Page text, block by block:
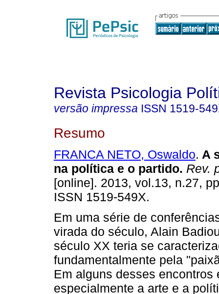
Revista Psicologia
versão impressa ISSN 1519-
Resumo
FRANCA NETO, Oswaldo. A
na política e o partido. Rev.
[online]. 2013, vol.13, n.27,
ISSN 1519-549X.
Em uma série de
virada do século, Alain
século XX teria se
fundamentalmente pela
Em alguns desses encontros
especialmente a arte e a